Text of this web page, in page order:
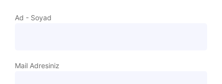
Ad - Soyad
Mail Adresiniz